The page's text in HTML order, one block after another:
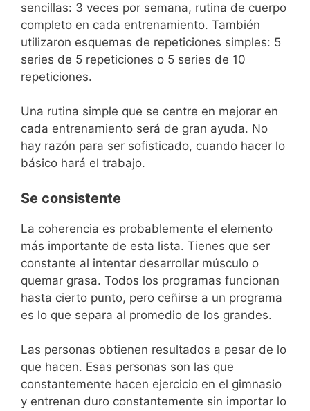
sencillas: 3 veces por semana, rutina de cuerpo
completo en cada entrenamiento. También
utilizaron esquemas de repeticiones simples: 5
series de 5 repeticiones o 5 series de 10
repeticiones.
Una rutina simple que se centre en mejorar en
cada entrenamiento será de gran ayuda. No
hay razón para ser sofisticado, cuando hacer lo
básico hará el trabajo.
Se consistente
La coherencia es probablemente el elemento
más importante de esta lista. Tienes que ser
constante al intentar desarrollar músculo o
quemar grasa. Todos los programas funcionan
hasta cierto punto, pero ceñirse a un programa
es lo que separa al promedio de los grandes.
Las personas obtienen resultados a pesar de lo
que hacen. Esas personas son las que
constantemente hacen ejercicio en el gimnasio
y entrenan duro constantemente sin importar lo